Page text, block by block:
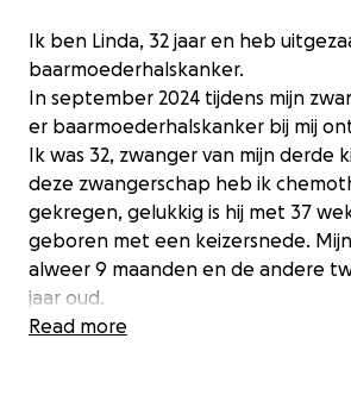
Ik ben Linda, 32 jaar en heb
baarmoederhalskanker.
In september 2024 tijdens mijn
er baarmoederhalskanker bij mij
Ik was 32, zwanger van mijn derde
deze zwangerschap heb ik
gekregen, gelukkig is hij met 37
geboren met een keizersnede.
alweer 9 maanden en de andere
jaar oud.
Na zware chemo in mijn kraamtijd
Read more